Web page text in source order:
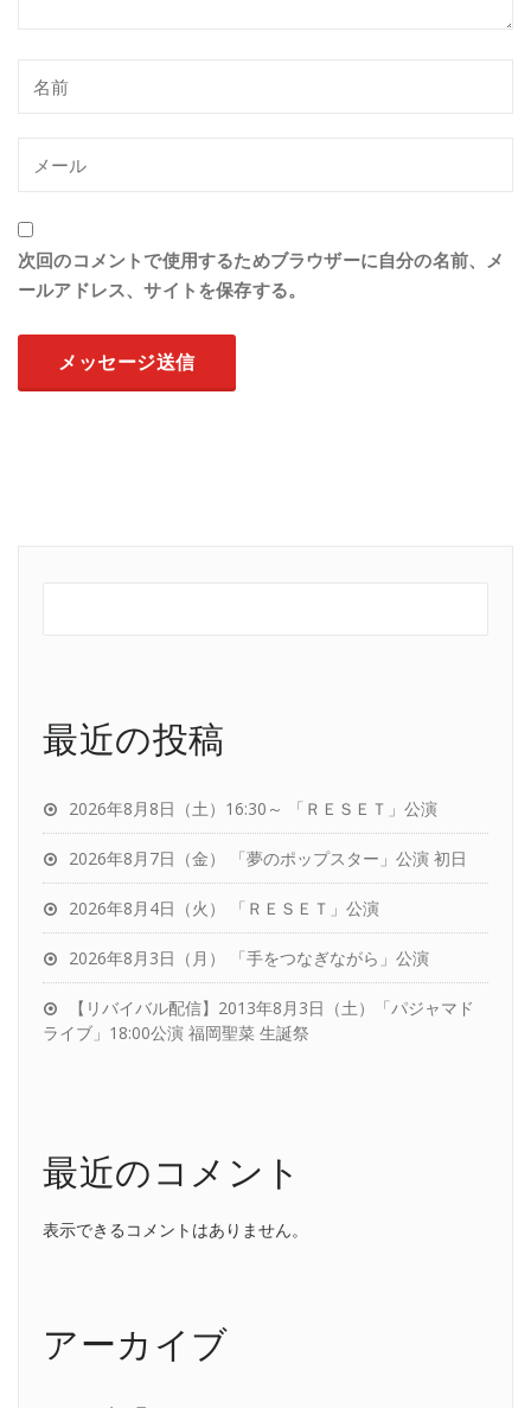
次回のコメントで使用するためブラウザーに自分の名前、メ
ールアドレス、サイトを保存する。
最近の投稿
2026年8月8日（土）16:30～ 「ＲＥＳＥＴ」公演
2026年8月7日（金） 「夢のポップスター」公演 初日
2026年8月4日（火） 「ＲＥＳＥＴ」公演
2026年8月3日（月） 「手をつなぎながら」公演
【リバイバル配信】2013年8月3日（土）「パジャマド
ライブ」18:00公演 福岡聖菜 生誕祭
最近のコメント
表示できるコメントはありません。
アーカイブ